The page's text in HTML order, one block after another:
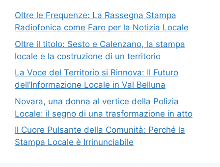
Oltre le Frequenze: La Rassegna Stampa
Radiofonica come Faro per la Notizia Locale
Oltre il titolo: Sesto e Calenzano, la stampa
locale e la costruzione di un territorio
La Voce del Territorio si Rinnova: Il Futuro
dell’Informazione Locale in Val Belluna
Novara, una donna al vertice della Polizia
Locale: il segno di una trasformazione in atto
Il Cuore Pulsante della Comunità: Perché la
Stampa Locale è Irrinunciabile